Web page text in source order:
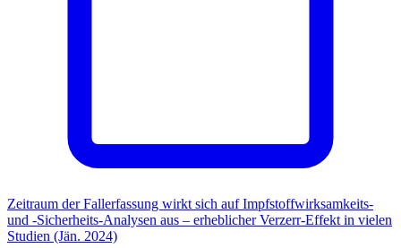
Zeitraum der Fallerfassung wirkt sich auf Impfstoffwirksamkeits-
und -Sicherheits-Analysen aus – erheblicher Verzerr-Effekt in vielen
Studien (Jän. 2024)